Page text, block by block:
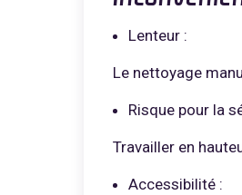
Lenteur :
Le nettoyage
Risque pour la
Travailler en
Accessibilité :